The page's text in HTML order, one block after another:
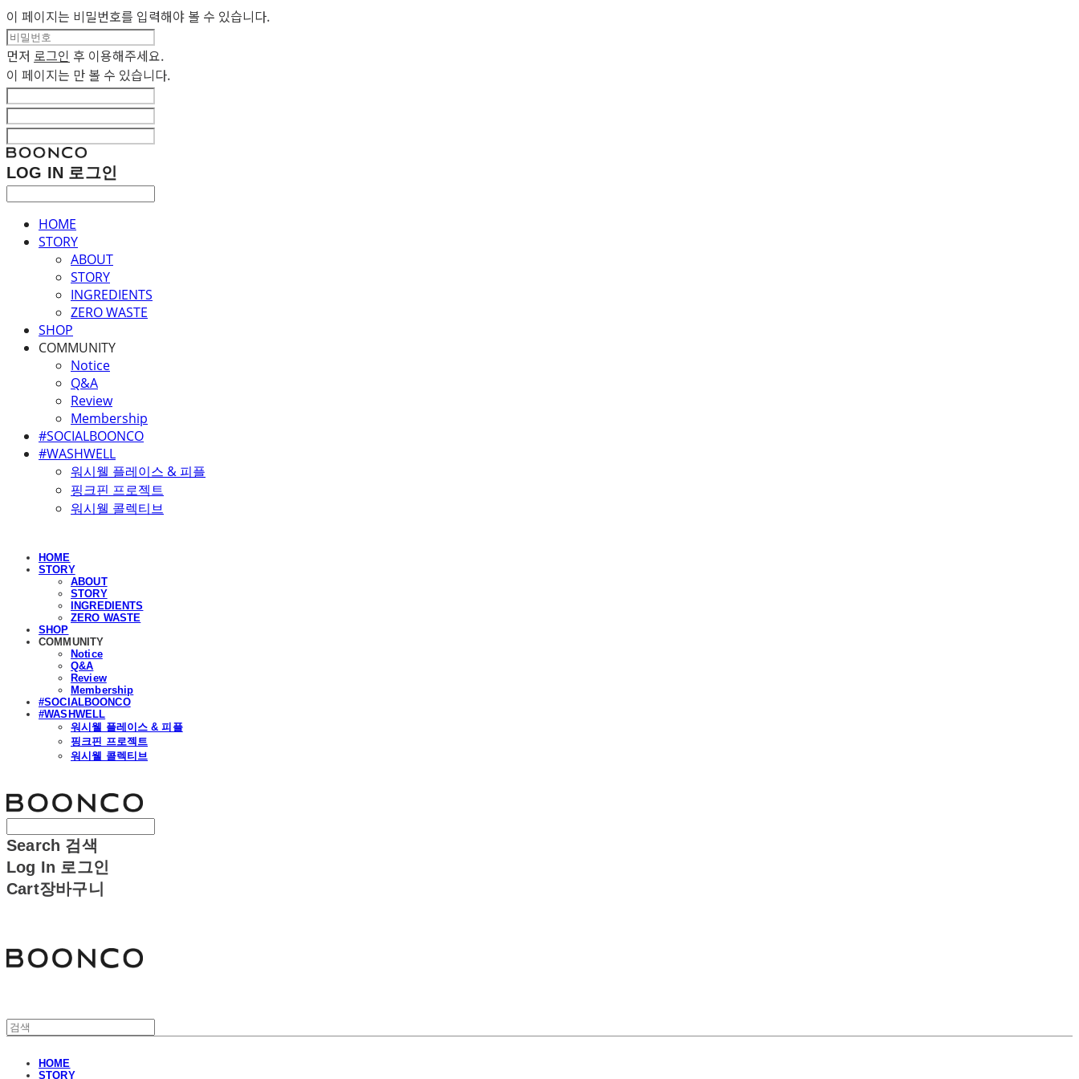
이 페이지는 비밀번호를 입력해야 볼 수 있습니다.
먼저 로그인 후 이용해주세요.
이 페이지는 만 볼 수 있습니다.
LOG IN 로그인
HOME
STORY
ABOUT
STORY
INGREDIENTS
ZERO WASTE
SHOP
COMMUNITY
Notice
Q&A
Review
Membership
#SOCIALBOONCO
#WASHWELL
워시웰 플레이스 & 피플
핑크핀 프로젝트
워시웰 콜렉티브
HOME
STORY
ABOUT
STORY
INGREDIENTS
ZERO WASTE
SHOP
COMMUNITY
Notice
Q&A
Review
Membership
#SOCIALBOONCO
#WASHWELL
워시웰 플레이스 & 피플
핑크핀 프로젝트
워시웰 콜렉티브
Search 검색
Log In 로그인
Cart장바구니
HOME
STORY